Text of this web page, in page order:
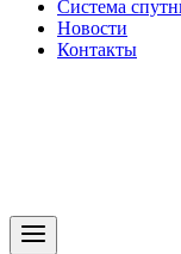
Система
Новости
Контакты